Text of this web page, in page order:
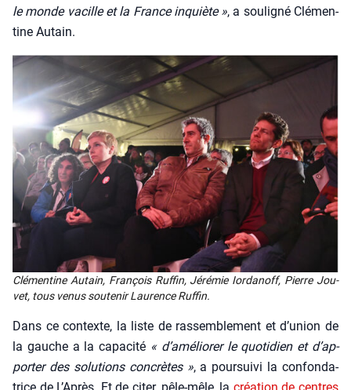
le monde vacille et la France inquiète », a sou­li­gné Clé­men­
tine Autain.
Clé­men­tine Autain, Fran­çois Ruf­fin, Jéré­mie Ior­da­noff, Pierre Jou­
vet, tous venus sou­te­nir Lau­rence Ruf­fin.
Dans ce contexte, la liste de ras­sem­ble­ment et d’u­nion de
la gauche a la capa­ci­té « d’a­mé­lio­rer le quo­ti­dien et d’ap­
por­ter des solu­tions concrètes », a pour­sui­vi la confon­da­